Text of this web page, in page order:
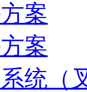
案
案
统（